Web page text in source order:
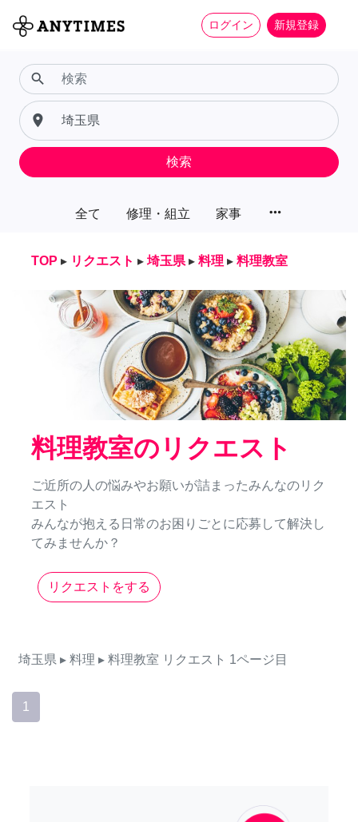
ログイン 新規登録
全て 修理・組立 家事 more_horiz
search
place
検索
TOP ▸ リクエスト ▸ 埼玉県 ▸ 料理 ▸ 料理教室
料理教室のリクエスト
ご近所の人の悩みやお願いが詰まったみんなのリク
エスト
みんなが抱える日常のお困りごとに応募して解決し
てみませんか？
リクエストをする
埼玉県 ▸ 料理 ▸ 料理教室 リクエスト 1ページ目
1